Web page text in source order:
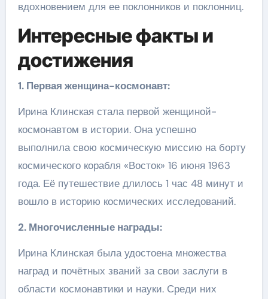
вдохновением для ее поклонников и поклонниц.
Интересные факты и
достижения
1. Первая женщина-космонавт:
Ирина Клинская стала первой женщиной-
космонавтом в истории. Она успешно
выполнила свою космическую миссию на борту
космического корабля «Восток» 16 июня 1963
года. Её путешествие длилось 1 час 48 минут и
вошло в историю космических исследований.
2. Многочисленные награды:
Ирина Клинская была удостоена множества
наград и почётных званий за свои заслуги в
области космонавтики и науки. Среди них